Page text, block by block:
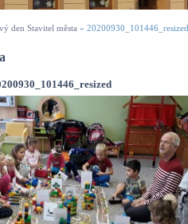
den Stavitel města » 20200930_101446_resized